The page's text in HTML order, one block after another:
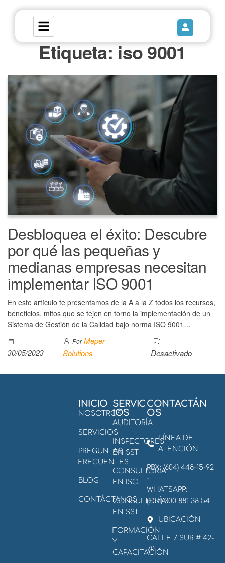
Etiqueta:iso 9001
Desbloquea el éxito: Descubre
por qué las pequeñas y
medianas empresas necesitan
implementar ISO 9001
En este artículo te presentamos de la A a la Z todos los recursos,
beneficios, mitos que se tejen en torno la implementación de un
Sistema de Gestión de la Calidad bajo norma ISO 9001…
30/05/2023
Por Meper
Solutions
Desactivado
INICIO
NOSOTROS
SERVICIOS
PREGUNTAS
FRECUENTES
BLOG
CONTÁCTANOS
SERVIC
IOS
AUDITORÍA
INSPECTORES
EN SST
CONSULTORÍA
EN ISO
CONSULTORÍA
EN SST
FORMACIÓN
Y
CAPACITACIÓN
CONTACTÁN
OS
LÍNEA DE
ATENCIÓN
PBX: (604) 448-15-92
-
WHATSAPP:
(+57) 300 881 38 54
UBICACIÓN
CALLE 7 SUR # 42-
70